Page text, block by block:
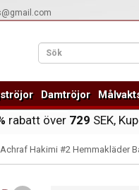
Damtröjor
rabatt över 729 SEK,
Hakimi #2 Hemmakläder